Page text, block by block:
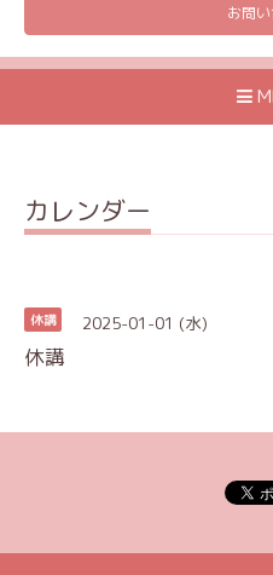
お問
カレンダー
休講 2025-01-01 (水)
休講